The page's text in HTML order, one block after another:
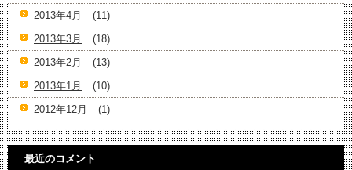
2013年4月
(11)
2013年3月
(18)
2013年2月
(13)
2013年1月
(10)
2012年12月
(1)
最近のコメント